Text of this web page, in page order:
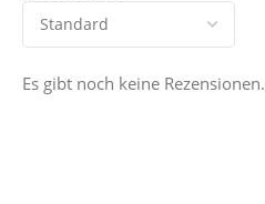
Es gibt noch keine Rezensionen.